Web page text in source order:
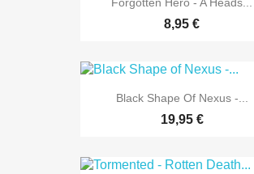
8,95 €
Black Shape Of Nexus -...
19,95 €